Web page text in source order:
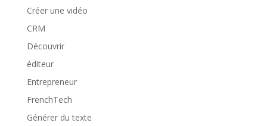
Créer une vidéo
CRM
Découvrir
éditeur
Entrepreneur
FrenchTech
Générer du texte